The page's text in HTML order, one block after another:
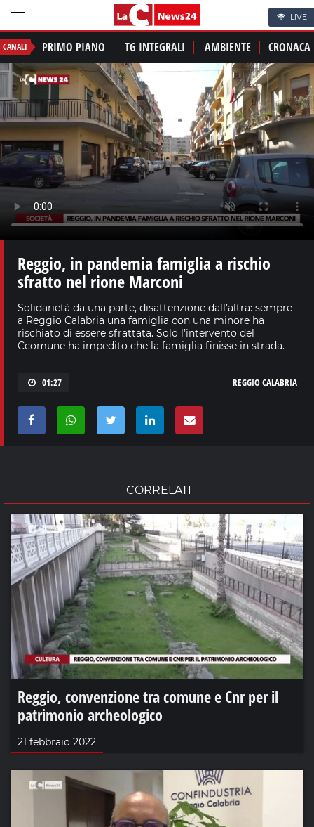
LIVE
CANALI PRIMO PIANO TG INTEGRALI AMBIENTE CRONACA
Reggio, in pandemia famiglia a rischio
sfratto nel rione Marconi
Solidarietà da una parte, disattenzione dall’altra: sempre
a Reggio Calabria una famiglia con una minore ha
rischiato di essere sfrattata. Solo l’intervento del
Ccomune ha impedito che la famiglia finisse in strada.
01:27 REGGIO CALABRIA
CORRELATI
Reggio, convenzione tra comune e Cnr per il
patrimonio archeologico
21 febbraio 2022